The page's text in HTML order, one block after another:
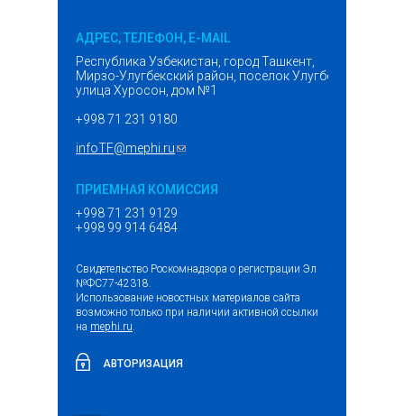
АДРЕС, ТЕЛЕФОН, E-MAIL
Республика Узбекистан, город Ташкент,
Мирзо-Улугбекский район, поселок Улугбек,
улица Хуросон, дом №1
+998 71 231 9180
infoTF@mephi.ru(ссылка для отправки email)
ПРИЕМНАЯ КОМИССИЯ
+998 71 231 9129
+998 99 914 6484
Свидетельство Роскомнадзора о регистрации Эл
№ФС77-42318.
Использование новостных материалов сайта
возможно только при наличии активной ссылки
на mephi.ru.
АВТОРИЗАЦИЯ